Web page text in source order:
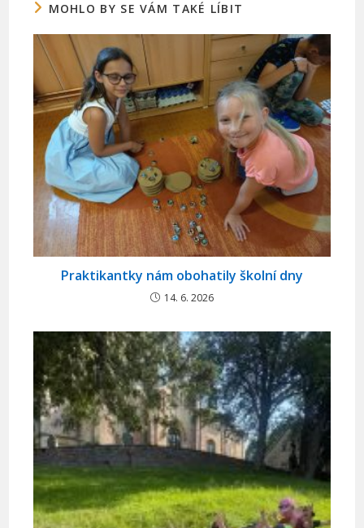
MOHLO BY SE VÁM TAKÉ LÍBIT
Praktikantky nám obohatily školní dny
14. 6. 2026